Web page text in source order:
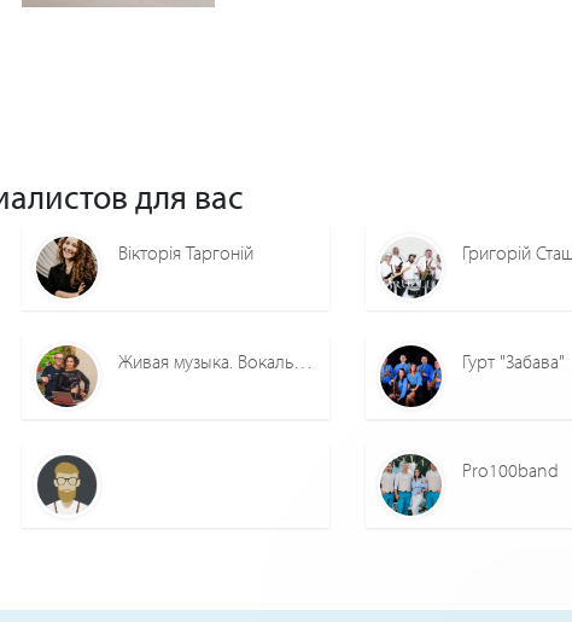
для вас
Вікторія Таргоній Григорій
Живая музыка. Вокальный дуэт Гурт "Забава"
Pro100band